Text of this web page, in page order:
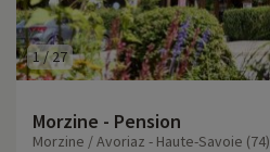
1/27
Morzine - Pension
Morzine / Avoriaz - Haute-Savoie (74)